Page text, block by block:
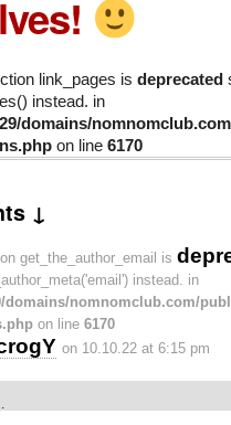
link_pages is deprecated
instead. in
domains/
on line 6170
↓
get_the_author_email is
instead. in
domains/nomnomclub.com/
on line 6170
on 10.10.22 at 6:15 pm